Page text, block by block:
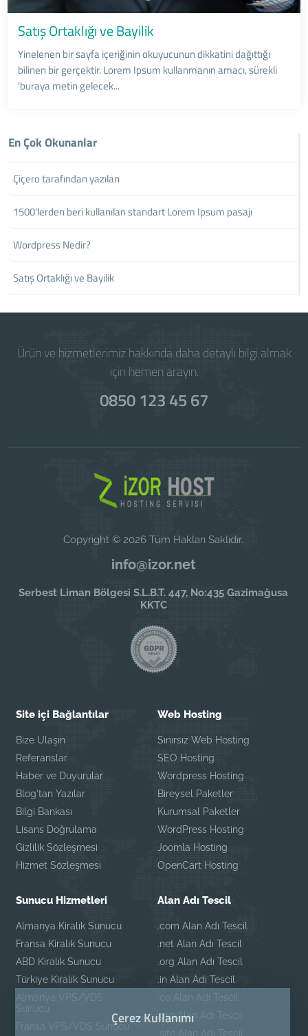
Satış Ortaklığı ve Bayilik
Yinelenen bir sayfa içeriğinin okuyucunun dikkatini dağıttığı
bilinen bir gerçektir. Lorem Ipsum kullanmanın amacı, sürekli
'buraya metin gelecek...
En Çok Okunanlar
Çiçero tarafından yazılan
1500'lerden beri kullanılan standart Lorem Ipsum pasajı
Wordpress Nedir?
Satış Ortaklığı ve Bayilik
Ürün ve hizmetlerimiz hakkında daha detaylı bilgi almak
için hemen arayın.
0850 123 45 67
Copyright © 2026 Tüm Hakları Saklıdır.
info@izor.net
Serbest Liman Bölgesi S.L.B.T. 447, No:435 Gazimağusa
KKTC
Site içi Bağlantılar
Bize Ulaşın
Referanslar
Haber ve Duyurular
Blog'tan Yazılar
Bilgi Bankası
Lisans Doğrulama
Gizlilik Sözleşmesi
Hizmet Sözleşmesi
Web Hosting
Sınırsız Web Hosting
SEO Hosting
Wordpress Hosting
Bireysel Paketler
Kurumsal Paketler
WordPress Hosting
Joomla Hosting
OpenCart Hosting
Sunucu Hizmetleri
Almanya Kiralık Sunucu
Fransa Kiralık Sunucu
ABD Kiralık Sunucu
Türkiye Kiralık Sunucu
Almanya VPS/VDS
Sunucu
Fransa VPS/VDS Sunucu
Alan Adı Tescil
.com Alan Adı Tescil
.net Alan Adı Tescil
.org Alan Adı Tescil
.in Alan Adı Tescil
.co Alan Adı Tescil
.pro Alan Adı Tescil
.site Alan Adı Tescil
Çerez Kullanımı